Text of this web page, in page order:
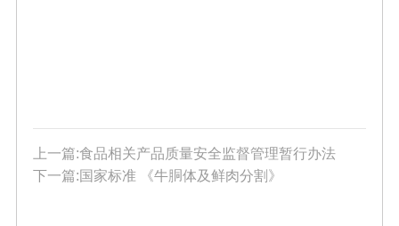
上一篇:食品相关产品质量安全监督管理暂行办法
下一篇:国家标准 《牛胴体及鲜肉分割》